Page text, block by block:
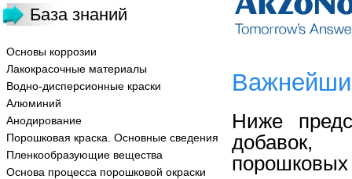
База знаний
Основы коррозии
Лакокрасочные материалы
Водно-дисперсионные краски
Алюминий
Анодирование
Порошковая краска. Основные сведения
Пленкообразующие вещества
Основа процесса порошковой окраски
Ниже
добавок,
порошковых